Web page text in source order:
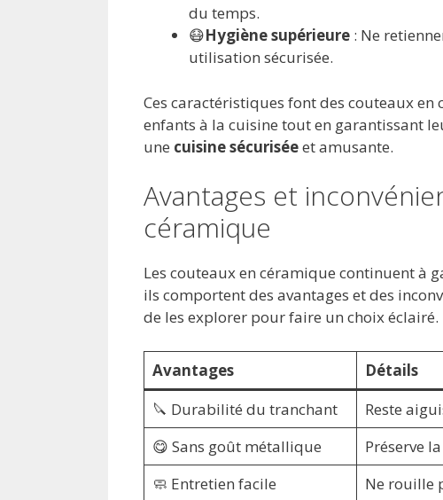
du temps.
😷Hygiène supérieure : Ne
utilisation sécurisée.
Ces caractéristiques font des couteaux
enfants à la cuisine tout en garantissant
une cuisine sécuriséeet amusante.
Avantages et
céramique
Les couteaux en céramique continuent à
ils comportent des avantages et des
de les explorer pour faire un choix éclairé.
Avantages
Détails
🔪 Durabilité du tranchant
Reste
😋 Sans goût métallique
Préserve
🧼 Entretien facile
Ne rouille